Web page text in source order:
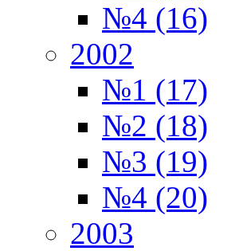
№4 (16)
2002
№1 (17)
№2 (18)
№3 (19)
№4 (20)
2003